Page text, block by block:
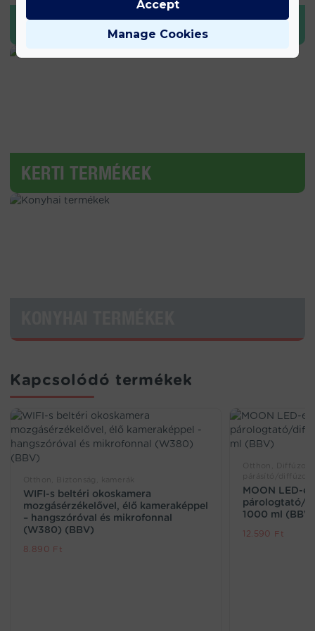
SPORT & EGÉSZSÉG
KERTI TERMÉKEK
Kapcsolódó termékek
WIFI-s beltéri okoskamera
mozgásérzékelővel, élő kameraképpel
– hangszóróval és mikrofonnal
(W380) (BBV)
8.890 Ft
MOON LED-
párologtató/
1000 ml (BBV)
12.590 Ft
Manage Cookies
Accept